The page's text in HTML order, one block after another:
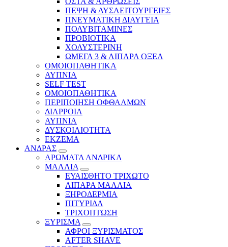
ΠΕΨΗ & ΔΥΣΛΕΙΤΟΥΡΓΕΙΕΣ
ΠΝΕΥΜΑΤΙΚΗ ΔΙΑΥΓΕΙΑ
ΠΟΛΥΒΙΤΑΜΙΝΕΣ
ΠΡΟΒΙΟΤΙΚΑ
ΧΟΛΥΣΤΕΡΙΝΗ
ΩΜΕΓΑ 3 & ΛΙΠΑΡΑ ΟΞΕΑ
ΟΜΟΙΟΠΑΘΗΤΙΚΑ
ΑΥΠΝΙΑ
SELF TEST
ΟΜΟΙΟΠΑΘΗΤΙΚΑ
ΠΕΡΙΠΟΙΗΣΗ ΟΦΘΑΛΜΩΝ
ΔΙΑΡΡΟΙΑ
ΑΥΠΝΙΑ
ΔΥΣΚΟΙΛΙΟΤΗΤΑ
ΕΚΖΕΜΑ
ΑΝΔΡΑΣ
ΑΡΩΜΑΤΑ ΑΝΔΡΙΚΑ
ΜΑΛΛΙΑ
ΕΥΑΙΣΘΗΤΟ ΤΡΙΧΩΤΟ
ΛΙΠΑΡΑ ΜΑΛΛΙΑ
ΞΗΡΟΔΕΡΜΙΑ
ΠΙΤΥΡΙΔΑ
ΤΡΙΧΟΠΤΩΣΗ
ΞΥΡΙΣΜΑ
ΑΦΡΟΙ ΞΥΡΙΣΜΑΤΟΣ
AFTER SHAVE